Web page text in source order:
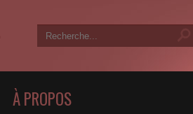
À PROPOS